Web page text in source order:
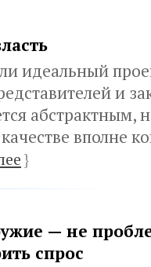
идеальный
и
абстрактным,
вполне
}
— не
спрос